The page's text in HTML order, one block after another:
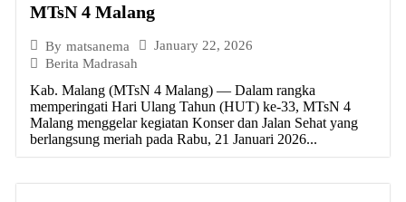
MTsN 4 Malang
By matsanema
January 22, 2026
Berita Madrasah
Kab. Malang (MTsN 4 Malang) — Dalam rangka
memperingati Hari Ulang Tahun (HUT) ke-33, MTsN 4
Malang menggelar kegiatan Konser dan Jalan Sehat yang
berlangsung meriah pada Rabu, 21 Januari 2026...